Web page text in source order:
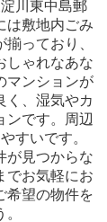
川東中島郵
は敷地内ごみ
っており、
しゃれなあな
マンションが
く、湿気やカ
ンです。周辺
すいです。
が見つからな
でお気軽にお
希望の物件を